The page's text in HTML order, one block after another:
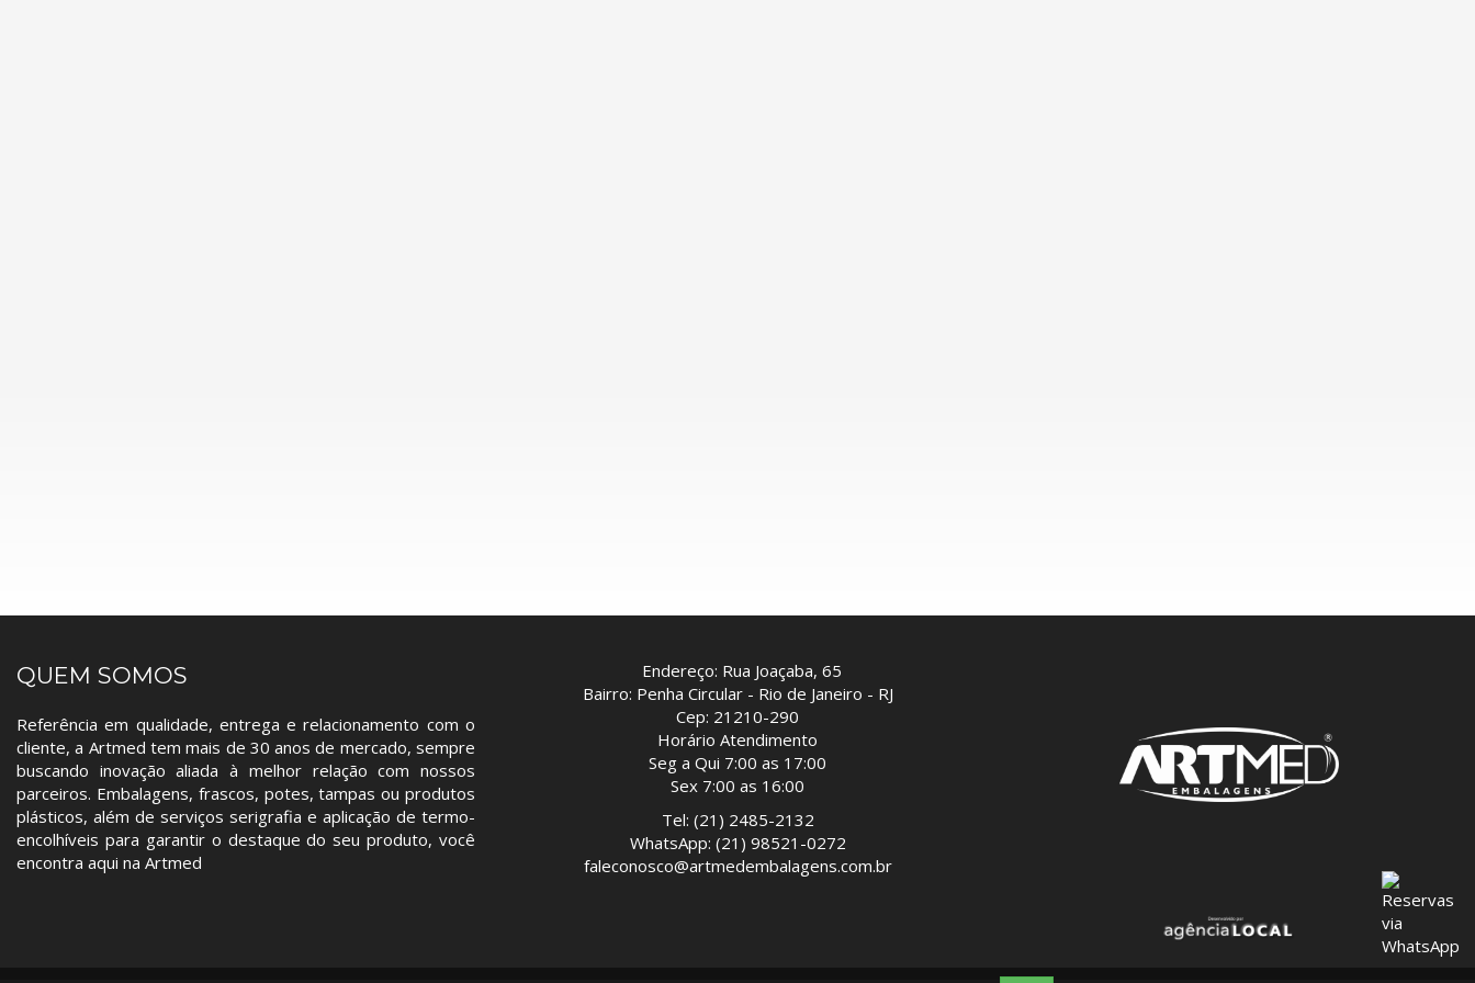
QUEM SOMOS
Referência em qualidade, entrega e relacionamento com o
cliente, a Artmed tem mais de 30 anos de mercado, sempre
buscando inovação aliada à melhor relação com nossos
parceiros. Embalagens, frascos, potes, tampas ou produtos
plásticos, além de serviços serigrafia e aplicação de termo-
encolhíveis para garantir o destaque do seu produto, você
encontra aqui na Artmed
Endereço: Rua Joaçaba, 65
Bairro: Penha Circular - Rio de Janeiro - RJ
Cep: 21210-290
Horário Atendimento
Seg a Qui 7:00 as 17:00
Sex 7:00 as 16:00
Tel: (21) 2485-2132
WhatsApp: (21) 98521-0272
faleconosco@artmedembalagens.com.br